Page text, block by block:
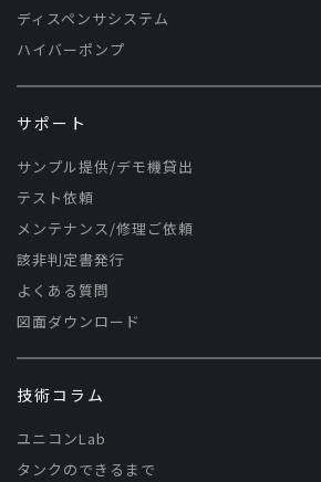
ディスペンサシステム
ハイバーポンプ
サポート
サンプル提供/デモ機貸出
テスト依頼
メンテナンス/修理ご依頼
該非判定書発行
よくある質問
図面ダウンロード
技術コラム
ユニコンLab
タンクのできるまで